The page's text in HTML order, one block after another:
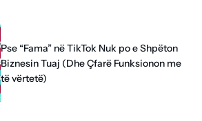
Pse “Fama” në TikTok Nuk po e Shpëton
Biznesin Tuaj (Dhe Çfarë Funksionon me
të vërtetë)